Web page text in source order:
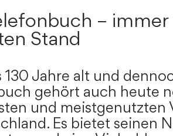
–
Stand
130 Jahre alt und
gehört auch heute
und meistgenutzten
Es bietet seinen